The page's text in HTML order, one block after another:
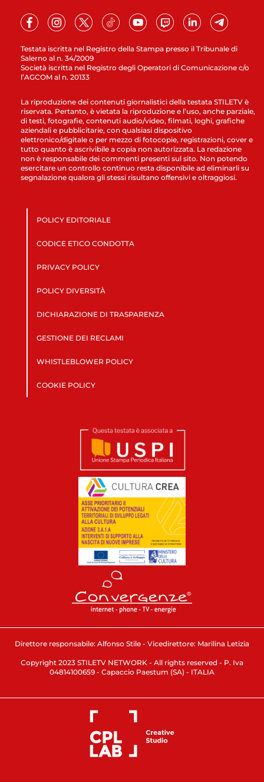
Testata iscritta nel Registro della Stampa presso il Tribunale di
Salerno al n. 34/2009
Società iscritta nel Registro degli Operatori di Comunicazione c/o
l’AGCOM al n. 20133
La riproduzione dei contenuti giornalistici della testata STILETV è
riservata. Pertanto, è vietata la riproduzione e l’uso, anche parziale,
di testi, fotografie, contenuti audio/video, filmati, loghi, grafiche
aziendali e pubblicitarie, con qualsiasi dispositivo
elettronico/digitale o per mezzo di fotocopie, registrazioni, cover e
tutto quanto è ascrivibile a copia non autorizzata. La redazione
non è responsabile dei commenti presenti sul sito. Non potendo
esercitare un controllo continuo resta disponibile ad eliminarli su
segnalazione qualora gli stessi risultano offensivi e oltraggiosi.
POLICY EDITORIALE
CODICE ETICO CONDOTTA
PRIVACY POLICY
POLICY DIVERSITÀ
DICHIARAZIONE DI TRASPARENZA
GESTIONE DEI RECLAMI
WHISTLEBLOWER POLICY
COOKIE POLICY
Direttore responsabile: Alfonso Stile - Vicedirettore: Marilina Letizia
Copyright 2023 STILETV NETWORK - All rights reserved - P. Iva
04814100659 - Capaccio Paestum (SA) - ITALIA